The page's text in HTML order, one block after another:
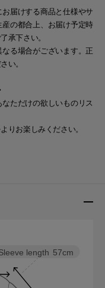
届けする商品と仕様やサ
の都合上、お届け予定時
承下さい。
る場合がございます。正
い。
ただけの欲しいものリス
りお楽しみください。
length 57cm